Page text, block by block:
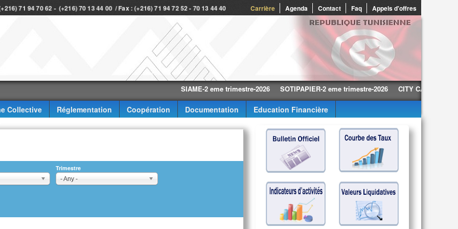
Carrière Agenda Contact Faq Appels d'offres
71 94 70 62 - (+216) 70 13 44 00 / Fax : (+216) 71 94 72 52 - 70 13 44 40
SIAME-2 eme trimestre-2026 SOTIPAPIER-2 eme trimestre-2026 CITY CARS-2 eme
Collective Réglementation Coopération Documentation
Education Financière
Trimestre
- Any -